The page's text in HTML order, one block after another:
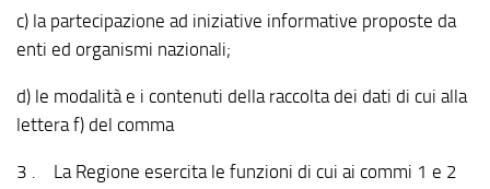
c) la partecipazione ad iniziative informative proposte da
enti ed organismi nazionali;
d) le modalità e i contenuti della raccolta dei dati di cui alla
lettera f) del comma
3 . La Regione esercita le funzioni di cui ai commi 1 e 2